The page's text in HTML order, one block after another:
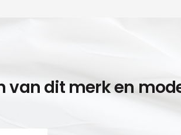
van dit merk en